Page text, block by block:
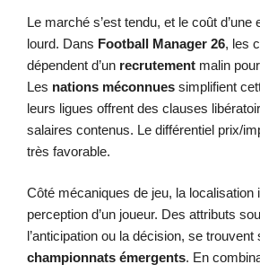
Le marché s’est tendu, et le coût d’une
lourd. Dans Football Manager 26, les
dépendent d’un recrutement malin
Les nations méconnues simplifient
leurs ligues offrent des clauses
salaires contenus. Le différentiel prix/
très favorable.
Côté mécaniques de jeu, la localisation
perception d’un joueur. Des attributs
l’anticipation ou la décision, se
championnats émergents. En